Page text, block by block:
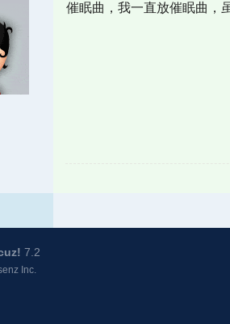
催眠曲，我一直放催眠曲，
7.2
Inc.